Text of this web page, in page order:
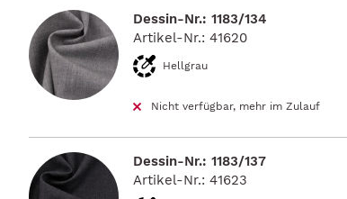
Dessin-Nr.: 1183/134
Artikel-Nr.: 41620
Hellgrau
Nicht verfügbar, mehr im Zulauf
Dessin-Nr.: 1183/137
Artikel-Nr.: 41623